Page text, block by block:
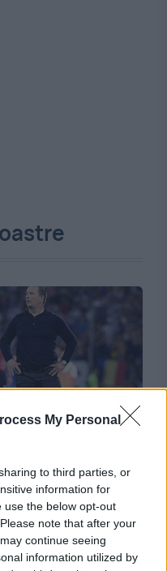
My Personal
to third parties, or
information for
use the below opt-out
note that after your
continue seeing
information utilized by
CS Dinamo. După
cu CSM Slatina